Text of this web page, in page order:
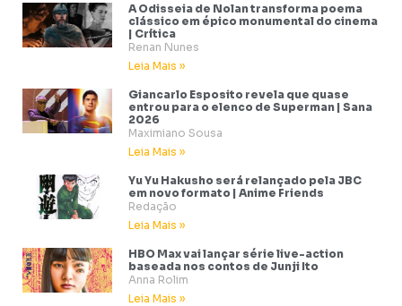
A Odisseia de Nolan transforma poema
clássico em épico monumental do cinema
| Crítica
Renan Nunes
Leia Mais »
Giancarlo Esposito revela que quase
entrou para o elenco de Superman | Sana
2026
Maximiano Sousa
Leia Mais »
Yu Yu Hakusho será relançado pela JBC
em novo formato | Anime Friends
Redação
Leia Mais »
HBO Max vai lançar série live-action
baseada nos contos de Junji Ito
Anna Rolim
Leia Mais »